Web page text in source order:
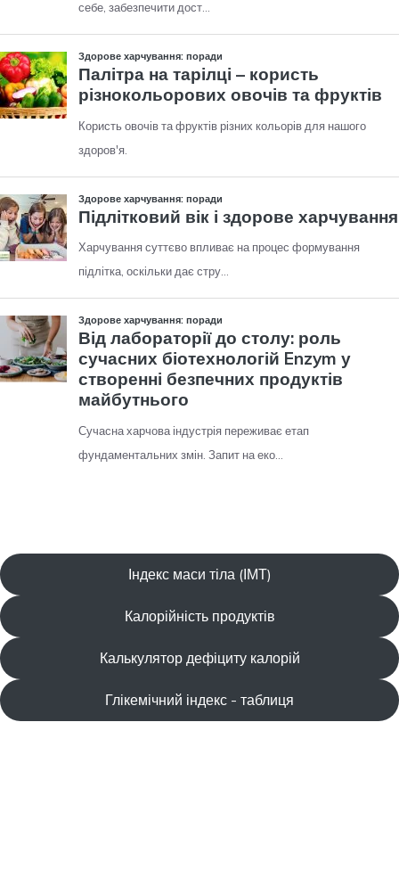
Індекс маси тіла (ІМТ)
Калорійність продуктів
Калькулятор дефіциту калорій
Глікемічний індекс - таблиця